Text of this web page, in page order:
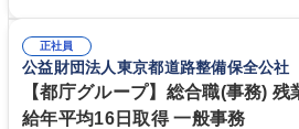
総務人事＜未経験歓迎＞◇三菱電機G・社会
ミュニケーション能力を持っている方 ・人
正社員
公益財団法人東京都道路整備保全公社
【都庁グループ】総合職(事務)
給年平均16日取得 一般事務